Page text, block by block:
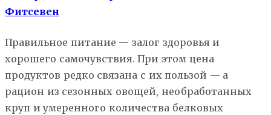
Фитсевен
Правильное питание — залог здоровья и
хорошего самочувствия. При этом цена
продуктов редко связана с их пользой — а
рацион из сезонных овощей, необработанных
круп и умеренного количества белковых